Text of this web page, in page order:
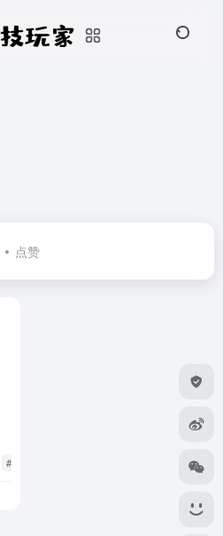
点赞
# 猜谜语